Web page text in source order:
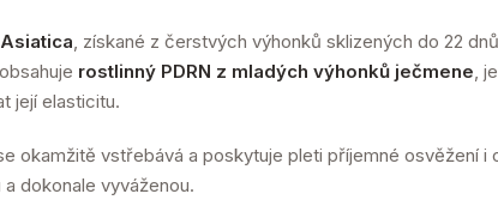
, získané z čerstvých výhonků sklizených do 22
rostlinný PDRN z mladých výhonků ječmene,
její elasticitu.
okamžitě vstřebává a poskytuje pleti příjemné osvěžení i
dokonale vyváženou.